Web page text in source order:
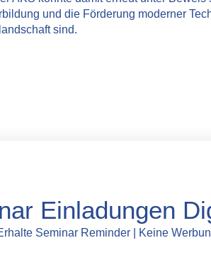
und die Förderung moderner
sind.
Einladungen
Seminar Reminder | Keine